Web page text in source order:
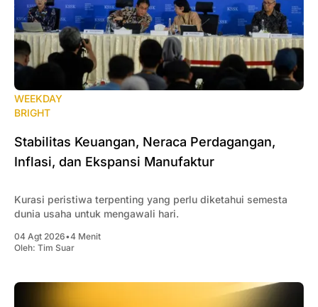
WEEKDAY
BRIGHT
Stabilitas Keuangan, Neraca Perdagangan,
Inflasi, dan Ekspansi Manufaktur
Kurasi peristiwa terpenting yang perlu diketahui semesta
dunia usaha untuk mengawali hari.
04 Agt 2026•4 Menit
Oleh: Tim Suar